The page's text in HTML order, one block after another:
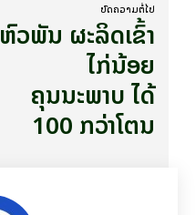
ບົດ​ຄວາມ​ຕໍ່​ໄປ
ຫົວພັນ ຜະລິດເຂົ້າ
ໄກ່ນ້ອຍ
ຄຸນນະພາບ ໄດ້
100 ກວ່າໂຕນ